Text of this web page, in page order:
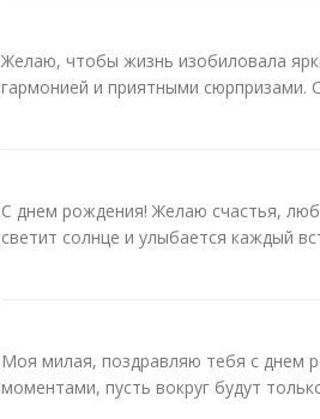
Желаю, чтобы жизнь изобиловала
гармонией и приятными сюрпризами.
С днем рождения! Желаю счастья,
светит солнце и улыбается каждый
Моя милая, поздравляю тебя с днем
моментами, пусть вокруг будут